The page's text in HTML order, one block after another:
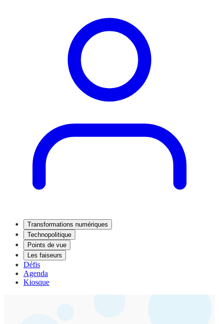
Transformations numériques
Technopolitique
Points de vue
Les faiseurs
Défis
Agenda
Kiosque